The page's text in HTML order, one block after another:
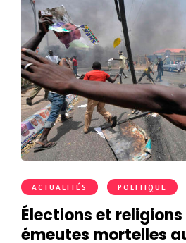
ACTUALITÉS POLITIQUE
Élections et
émeutes mortelles